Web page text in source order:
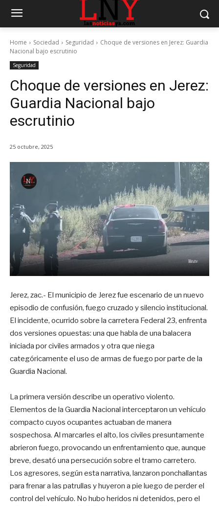
Home Sociedad Seguridad
Choque de versiones en Jerez: Guardia
Nacional bajo escrutinio
Seguridad
Choque de versiones en Jerez:
Guardia Nacional bajo
escrutinio
25 octubre, 2025
Jerez, zac.- El municipio de Jerez fue escenario de un nuevo
episodio de confusión, fuego cruzado y silencio institucional.
El incidente, ocurrido sobre la carretera Federal 23, enfrenta
dos versiones opuestas: una que habla de una balacera
iniciada por civiles armados y otra que niega
categóricamente el uso de armas de fuego por parte de la
Guardia Nacional.
La primera versión describe un operativo violento.
Elementos de la Guardia Nacional interceptaron un vehículo
compacto cuyos ocupantes actuaban de manera
sospechosa. Al marcarles el alto, los civiles presuntamente
abrieron fuego, provocando un enfrentamiento que, aunque
breve, desató una persecución sobre el tramo carretero.
Los agresores, según esta narrativa, lanzaron ponchallantas
para frenar a las patrullas y huyeron a pie luego de perder el
control del vehículo. No hubo heridos ni detenidos, pero el